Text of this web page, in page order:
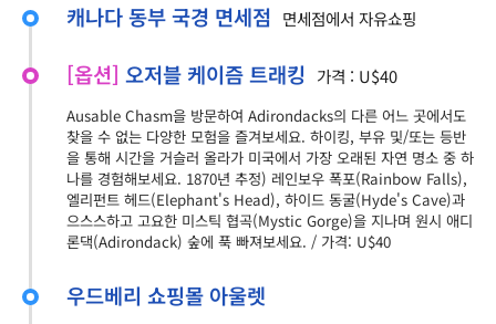
캐나다 동부 국경 면세점 면세점에서 자유쇼핑
[옵션] 오저블 케이즘 트래킹 가격 : U$40
Ausable Chasm을 방문하여 Adirondacks의 다른 어느 곳에서도
찾을 수 없는 다양한 모험을 즐겨보세요. 하이킹, 부유 및/또는 등반
을 통해 시간을 거슬러 올라가 미국에서 가장 오래된 자연 명소 중 하
나를 경험해보세요. 1870년 추정) 레인보우 폭포(Rainbow Falls),
엘리펀트 헤드(Elephant's Head), 하이드 동굴(Hyde's Cave)과
으스스하고 고요한 미스틱 협곡(Mystic Gorge)을 지나며 원시 애디
론댁(Adirondack) 숲에 푹 빠져보세요. / 가격: U$40
우드베리 쇼핑몰 아울렛